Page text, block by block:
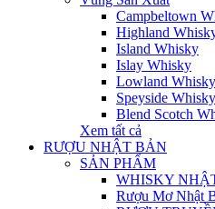
Campbeltown
Highland
Island Whisky
Islay Whisky
Lowland Whisky
Speyside Whisky
Blend Scotch
Xem tất cả
RƯỢU NHẬT BẢN
SẢN PHẨM
WHISKY
Rượu Mơ Nhật